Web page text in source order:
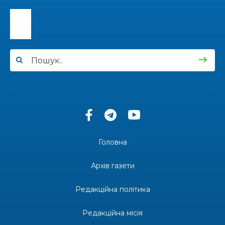
31 лип
15:24
31 лип
“Серпневі свята” – Клуб з народознавства
Юні мешканці Бахмутської громади у Харкові
долучилися до проєкту «Радість у дитячих
територіальної громади
«Дві музи» у Рівному: свято краси, мистецтва
Головна
Архів газети
Редакційна політика
Редакційна місія